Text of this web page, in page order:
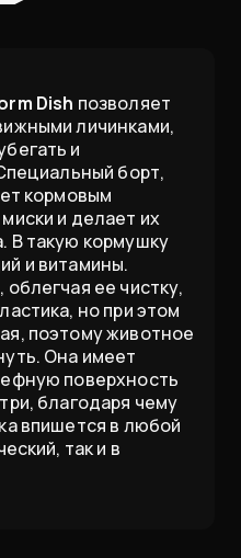
Dish позволяет
личинками,
и
борт,
кормовым
и делает их
В такую кормушку
и витамины.
ее чистку,
но при этом
поэтому животное
Она имеет
поверхность
благодаря чему
впишется в любой
так и в